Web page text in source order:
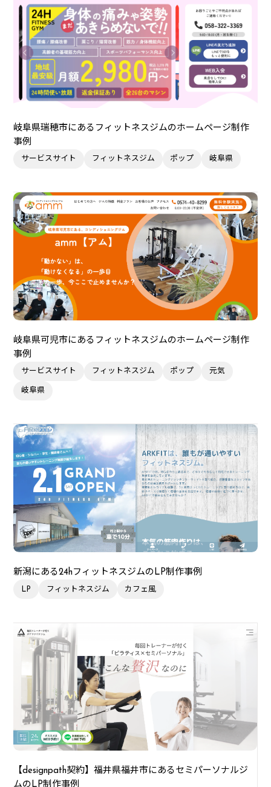
岐阜県瑞穂市にあるフィットネスジムのホームページ制作
事例
サービスサイト フィットネスジム ポップ 岐阜県
岐阜県可児市にあるフィットネスジムのホームページ制作
事例
サービスサイト フィットネスジム ポップ 元気
岐阜県
新潟にある24hフィットネスジムのLP制作事例
LP フィットネスジム カフェ風
【designpath契約】福井県福井市にあるセミパーソナルジ
ムのLP制作事例